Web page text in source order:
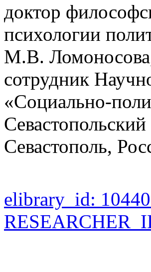
доктор
психологии
М.В.
сотрудник
«Социально-
Севастополь,
elibrary_id: